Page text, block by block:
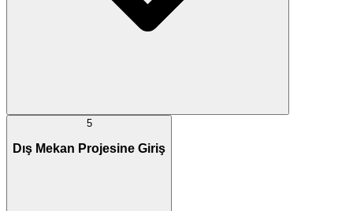
5
Dış Mekan Projesine Giriş